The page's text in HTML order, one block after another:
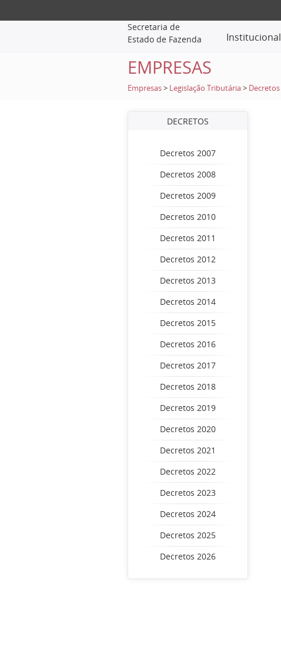
Secretaria de
Estado de Fazenda
Institucional
EMPRESAS
Empresas > Legislação Tributária > Decretos
DECRETOS
Decretos 2007
Decretos 2008
Decretos 2009
Decretos 2010
Decretos 2011
Decretos 2012
Decretos 2013
Decretos 2014
Decretos 2015
Decretos 2016
Decretos 2017
Decretos 2018
Decretos 2019
Decretos 2020
Decretos 2021
Decretos 2022
Decretos 2023
Decretos 2024
Decretos 2025
Decretos 2026